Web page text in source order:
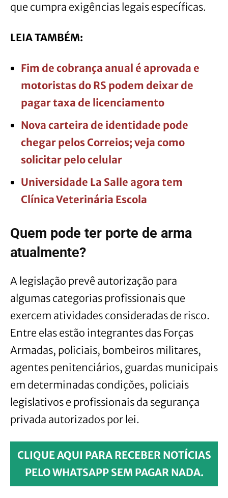
que cumpra exigências legais específicas.
LEIA TAMBÉM:
Fim de cobrança anual é aprovada e
motoristas do RS podem deixar de
pagar taxa de licenciamento
Nova carteira de identidade pode
chegar pelos Correios; veja como
solicitar pelo celular
Universidade La Salle agora tem
Clínica Veterinária Escola
Quem pode ter porte de arma
atualmente?
A legislação prevê autorização para
algumas categorias profissionais que
exercem atividades consideradas de risco.
Entre elas estão integrantes das Forças
Armadas, policiais, bombeiros militares,
agentes penitenciários, guardas municipais
em determinadas condições, policiais
legislativos e profissionais da segurança
privada autorizados por lei.
CLIQUE AQUI PARA RECEBER NOTÍCIAS
PELO WHATSAPP SEM PAGAR NADA.